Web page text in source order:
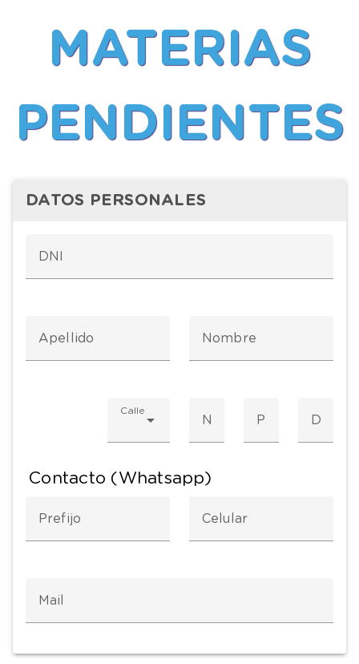
MATERIAS
PENDIENTES
DATOS PERSONALES
DNI
Apellido Nombre
Calle
Contacto (Whatsapp)
Prefijo Celular
Mail